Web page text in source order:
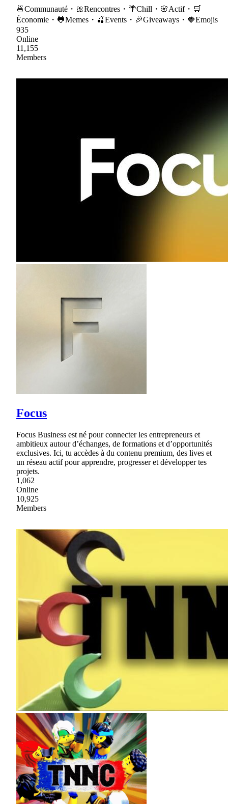
🍜Communauté・🎀Rencontres・🌴Chill・🌸Actif・🛒
Économie・🐸Memes・🍒Events・🎉Giveaways・🍓Emojis
935
Online
11,155
Members
Focus
Focus Business est né pour connecter les entrepreneurs et
ambitieux autour d’échanges, de formations et d’opportunités
exclusives. Ici, tu accèdes à du contenu premium, des lives et
un réseau actif pour apprendre, progresser et développer tes
projets.
1,062
Online
10,925
Members